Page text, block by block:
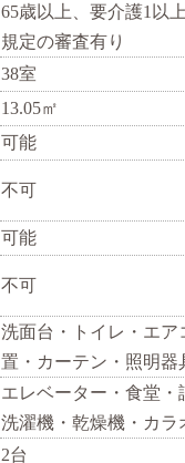
65歳以上、要介護1以上
規定の審査有り
38室
13.05㎡
可能
不可
可能
不可
洗面台・トイレ・エア
置・カーテン・照明器
エレベーター・食堂・
洗濯機・乾燥機・カラ
2台